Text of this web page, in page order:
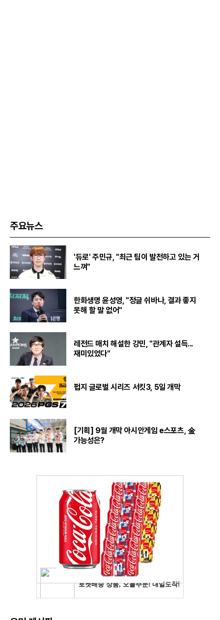
주요뉴스
'듀로' 주민규, "최근 팀이 발전하고 있는 거
느껴"
한화생명 윤성영, "정글 쉬바나, 결과 좋지
못해 할 말 없어"
레전드 매치 해설한 강민, "관계자 설득...
재미있었다"
펍지 글로벌 시리즈 서킷3, 5일 개막
[기획] 9월 개막 아시안게임 e스포츠, 金
가능성은?